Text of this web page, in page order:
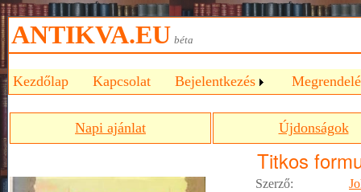
ANTIKVA.EU béta
Kezdőlap Kapcsolat Bejelentkezés
Napi ajánlat Újdonságok
Titkos
Szerző: